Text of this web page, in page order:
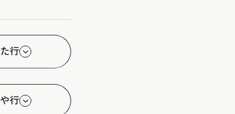
た行
や行